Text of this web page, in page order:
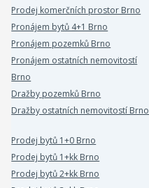
Prodej komerčních prostor Brno
Pronájem bytů 4+1 Brno
Pronájem pozemků Brno
Pronájem ostatních nemovitostí
Brno
Dražby pozemků Brno
Dražby ostatních nemovitostí Brno
Prodej bytů 1+0 Brno
Prodej bytů 1+kk Brno
Prodej bytů 2+kk Brno